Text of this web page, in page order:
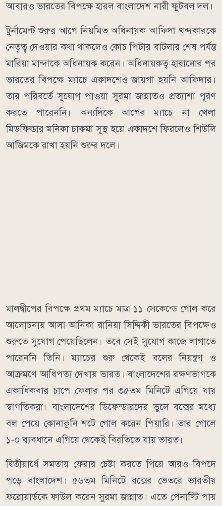
আবারও ভারতের বিপক্ষে হারল বাংলাদেশ নারী ফুটবল দল।
টুর্নামেন্ট শুরুর আগে নিয়মিত অধিনায়ক আফিদা খন্দকারকে
নেতৃত্ব দেওয়ার কথা থাকলেও কোচ পিটার বাটলার শেষ পর্যন্ত
মারিয়া মান্দাকে অধিনায়ক করেন। অধিনায়কত্ব হারানোর পর
ভারতের বিপক্ষে ম্যাচে একাদশেও জায়গা হয়নি আফিদার।
তার পরিবর্তে সুযোগ পাওয়া সুরমা জান্নাতও প্রত্যাশা পূরণ
করতে পারেননি। অন্যদিকে আগের ম্যাচে না খেলা
মিডফিল্ডার মনিকা চাকমা সুস্থ হয়ে একাদশে ফিরলেও শিউলি
আজিমকে রাখা হয়নি শুরুর দলে।
মালদ্বীপের বিপক্ষে প্রথম ম্যাচে মাত্র ১১ সেকেন্ডে গোল করে
আলোচনায় আসা আনিকা রানিয়া সিদ্দিকী ভারতের বিপক্ষেও
শুরুতে সুযোগ পেয়েছিলেন। তবে সেই সুযোগ কাজে লাগাতে
পারেননি তিনি। ম্যাচের শুরু থেকেই বলের নিয়ন্ত্রণ ও
আক্রমণে আধিপত্য দেখায় ভারত। বাংলাদেশের রক্ষণভাগকে
একাধিকবার চাপে ফেলার পর ৩৫তম মিনিটে এগিয়ে যায়
স্বাগতিকরা। বাংলাদেশের ডিফেন্ডারদের ভুলে বক্সের মধ্যে
বল পেয়ে কোনাকুনি শটে গোল করেন পিয়ারি। তার গোলে
১-০ ব্যবধানে এগিয়ে থেকেই বিরতিতে যায় ভারত।
দ্বিতীয়ার্ধে সমতায় ফেরার চেষ্টা করতে গিয়ে আরও বিপদে
পড়ে বাংলাদেশ। ৫৬তম মিনিটে বক্সের ভেতরে ভারতীয়
ফরোয়ার্ডকে ফাউল করেন সুরমা জান্নাত। এতে পেনাল্টি পায়